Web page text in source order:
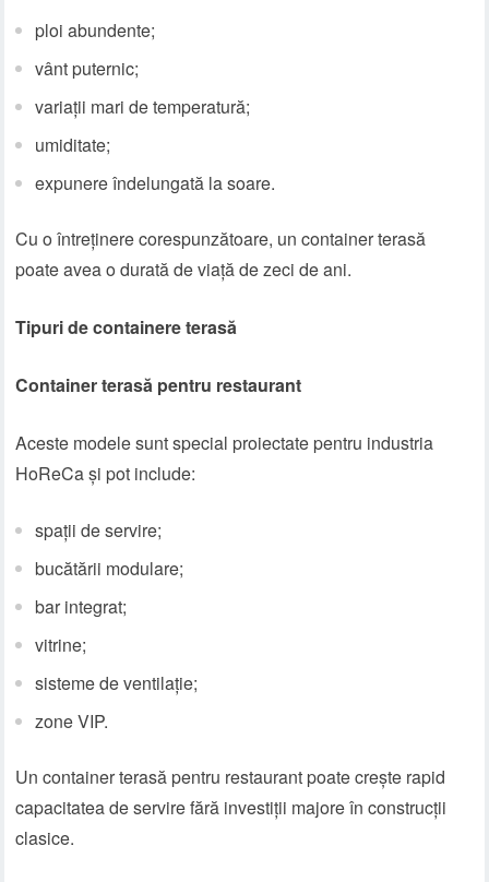
ploi abundente;
vânt puternic;
variații mari de temperatură;
umiditate;
expunere îndelungată la soare.
Cu o întreținere corespunzătoare, un container terasă
poate avea o durată de viață de zeci de ani.
Tipuri de containere terasă
Container terasă pentru restaurant
Aceste modele sunt special proiectate pentru industria
HoReCa și pot include:
spații de servire;
bucătării modulare;
bar integrat;
vitrine;
sisteme de ventilație;
zone VIP.
Un container terasă pentru restaurant poate crește rapid
capacitatea de servire fără investiții majore în construcții
clasice.